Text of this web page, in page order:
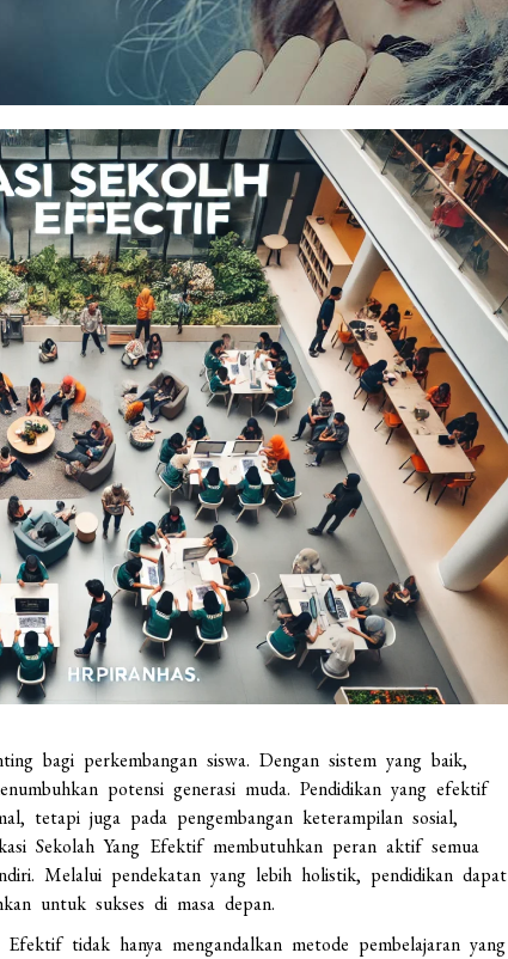
bagi perkembangan siswa. Dengan sistem yang baik,
potensi generasi muda. Pendidikan yang efektif
tetapi juga pada pengembangan keterampilan sosial,
Sekolah Yang Efektif membutuhkan peran aktif semua
Melalui pendekatan yang lebih holistik, pendidikan dapat
untuk sukses di masa depan.
tidak hanya mengandalkan metode pembelajaran yang